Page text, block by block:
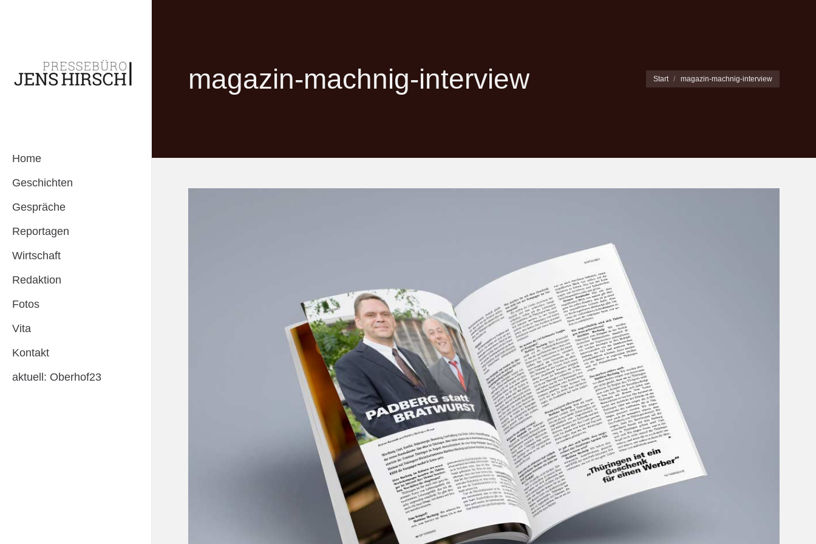
Home
Geschichten
Gespräche
Reportagen
Wirtschaft
Redaktion
Fotos
Vita
Kontakt
aktuell: Oberhof23
magazin-machnig-interview Sie befinden sich hier:
Start magazin-machnig-interview